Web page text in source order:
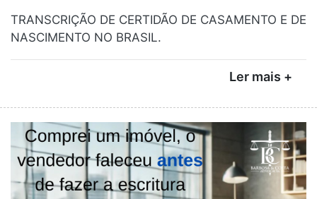
TRANSCRIÇÃO DE CERTIDÃO DE CASAMENTO E DE
NASCIMENTO NO BRASIL.
Ler mais +